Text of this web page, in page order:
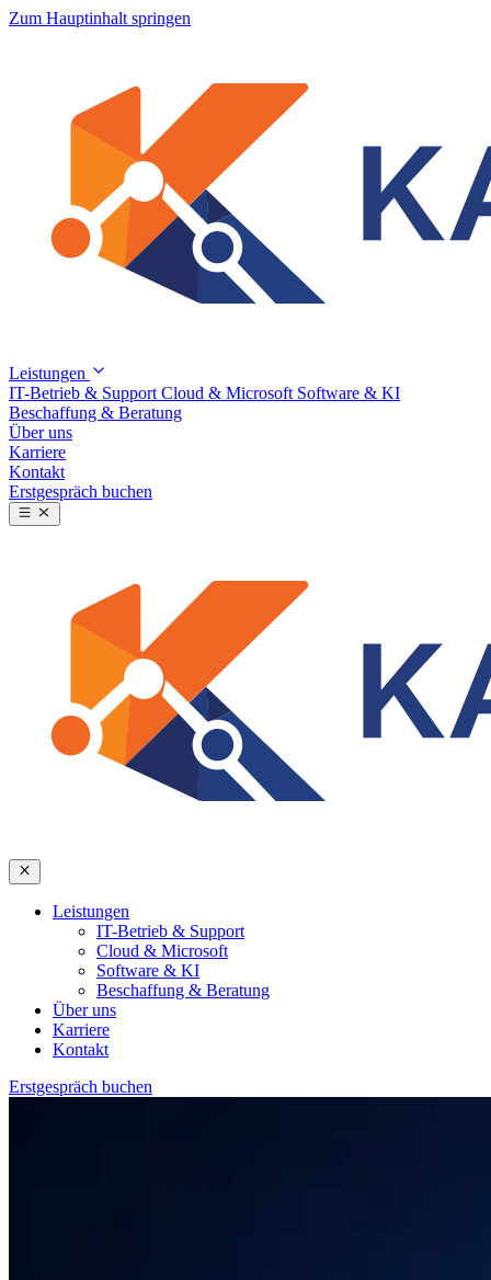
Zum Hauptinhalt springen
Leistungen
IT-Betrieb & Support Cloud & Microsoft Software & KI
Beschaffung & Beratung
Über uns
Karriere
Kontakt
Erstgespräch buchen
Leistungen
IT-Betrieb & Support
Cloud & Microsoft
Software & KI
Beschaffung & Beratung
Über uns
Karriere
Kontakt
Erstgespräch buchen